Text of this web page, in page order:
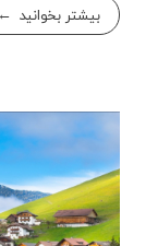
بیشتر بخوانید